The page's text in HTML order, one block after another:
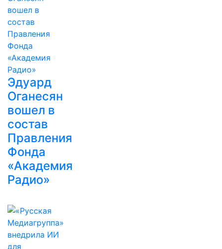
Эдуард
Оганесян
вошел в
состав
Правления
Фонда
«Академия
Радио»